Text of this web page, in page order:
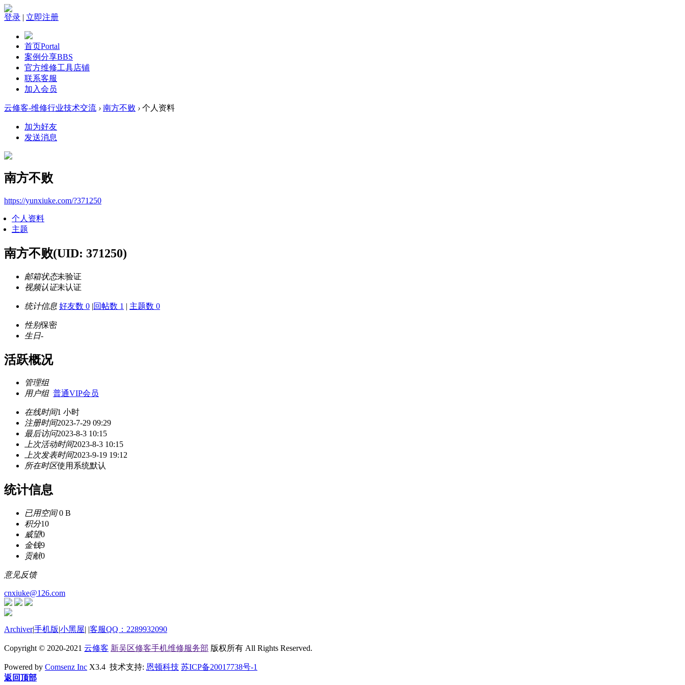
登录 | 立即注册
首页Portal
案例分享BBS
官方维修工具店铺
联系客服
加入会员
云修客-维修行业技术交流 › 南方不败 › 个人资料
加为好友
发送消息
南方不败
https://yunxiuke.com/?371250
个人资料
主题
南方不败(UID: 371250)
邮箱状态未验证
视频认证未认证
统计信息 好友数 0 |回帖数 1 | 主题数 0
性别保密
生日-
活跃概况
管理组
用户组 普通VIP会员
在线时间1 小时
注册时间2023-7-29 09:29
最后访问2023-8-3 10:15
上次活动时间2023-8-3 10:15
上次发表时间2023-9-19 19:12
所在时区使用系统默认
统计信息
已用空间0 B
积分10
威望0
金钱9
贡献0
意见反馈
cnxiuke@126.com
Archiver|手机版|小黑屋| |客服QQ：2289932090
Copyright © 2020-2021 云修客 新吴区修客手机维修服务部 版权所有 All Rights Reserved.
Powered by Comsenz Inc X3.4 技术支持: 恩顿科技 苏ICP备20017738号-1
返回顶部